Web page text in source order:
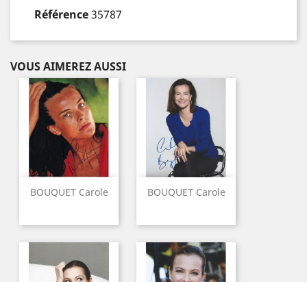
Référence35787
VOUS AIMEREZ AUSSI
BOUQUET Carole BOUQUET Carole